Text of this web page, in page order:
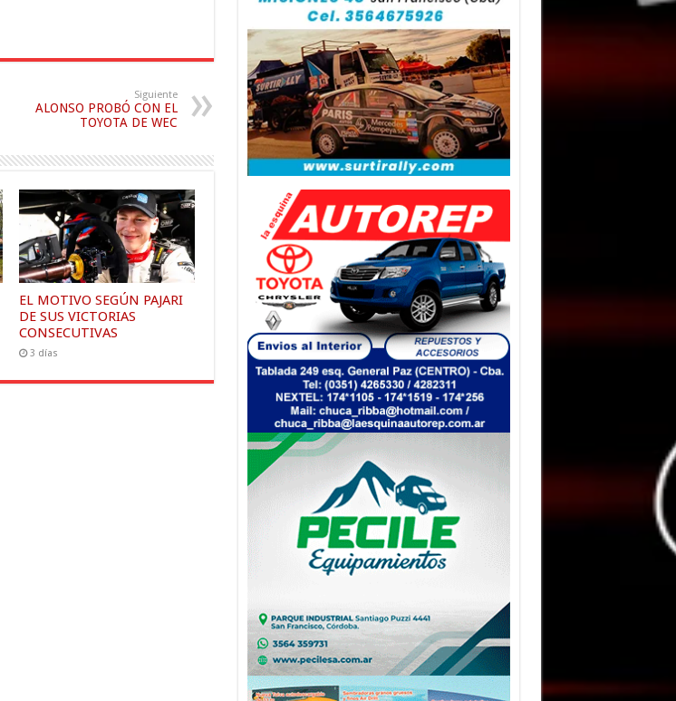
Siguiente
ALONSO PROBÓ CON EL
TOYOTA DE WEC
EL MOTIVO SEGÚN PAJARI
DE SUS VICTORIAS
CONSECUTIVAS
3 días